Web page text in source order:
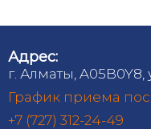
Адрес:
г. Алматы, A05B0Y8,
График приема
+7 (727) 312-24-49